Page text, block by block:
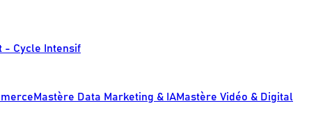
- Cycle Intensif
Mastère Data Marketing & IAMastère Vidéo & Digital